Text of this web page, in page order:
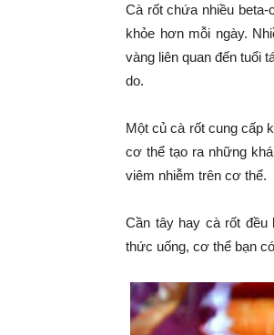
Cà rốt chứa nhiều
khỏe hơn mỗi ngày.
vàng liên quan đến tuổi
do.
Một củ cà rốt cung cấp
cơ thể tạo ra những
viêm nhiễm trên cơ thể.
Cần tây hay cà rốt
thức uống, cơ thể bạn